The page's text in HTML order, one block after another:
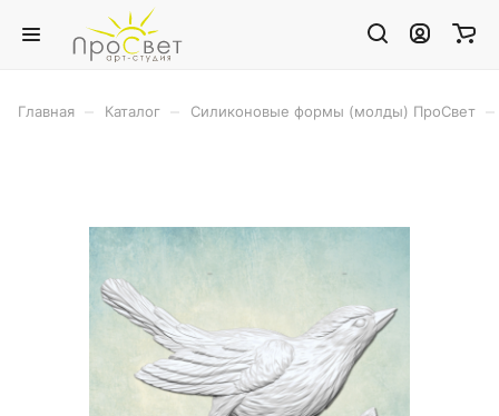
Главная Каталог Силиконовые формы (молды) ПроСвет